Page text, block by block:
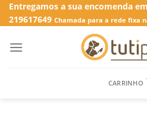
SkipEntregamos a sua encomenda
219617649 Chamada para a rede fixa
CARRINHO